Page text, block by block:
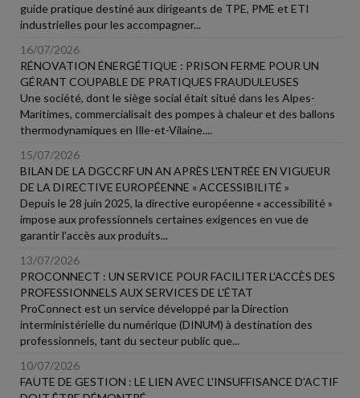
guide pratique destiné aux dirigeants de TPE, PME et ETI
industrielles pour les accompagner...
16/07/2026
RÉNOVATION ÉNERGÉTIQUE : PRISON FERME POUR UN
GÉRANT COUPABLE DE PRATIQUES FRAUDULEUSES
Une société, dont le siège social était situé dans les Alpes-
Maritimes, commercialisait des pompes à chaleur et des ballons
thermodynamiques en Ille-et-Vilaine....
15/07/2026
BILAN DE LA DGCCRF UN AN APRÈS L'ENTRÉE EN VIGUEUR
DE LA DIRECTIVE EUROPÉENNE « ACCESSIBILITÉ »
Depuis le 28 juin 2025, la directive européenne « accessibilité »
impose aux professionnels certaines exigences en vue de
garantir l'accès aux produits...
13/07/2026
PROCONNECT : UN SERVICE POUR FACILITER L'ACCÈS DES
PROFESSIONNELS AUX SERVICES DE L'ÉTAT
ProConnect est un service développé par la Direction
interministérielle du numérique (DINUM) à destination des
professionnels, tant du secteur public que...
10/07/2026
FAUTE DE GESTION : LE LIEN AVEC L'INSUFFISANCE D'ACTIF